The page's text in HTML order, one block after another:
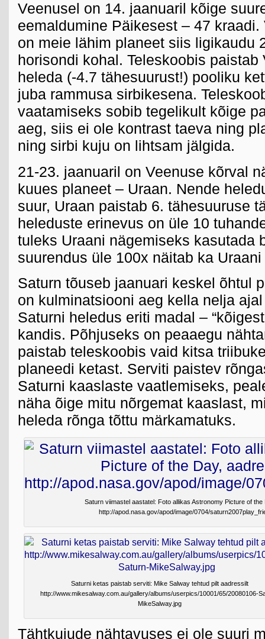
Veenusel on 14. jaanuaril kõige
eemaldumine Päikesest – 47
on meie lähim planeet siis ligikaudu
horisondi kohal. Teleskoobis
heleda (-4.7 tähesuurust!) pooliku
juba rammusa sirbikesena.
vaatamiseks sobib tegelikult kõige
aeg, siis ei ole kontrast taeva ning
ning sirbi kuju on lihtsam jälgida.
21-23. jaanuaril on Veenuse kõrval
kuues planeet – Uraan. Nende
suur, Uraan paistab 6. tähesuuruse
heleduste erinevus on üle 10
tuleks Uraani nägemiseks kasutada
suurendus üle 100x näitab ka
Saturn tõuseb jaanuari keskel õhtul
on kulminatsiooni aeg kella nelja
Saturni heledus eriti madal –
kandis. Põhjuseks on peaaegu
paistab teleskoobis vaid kitsa
planeedi ketast. Serviti paistev
Saturni kaaslaste vaatlemiseks,
näha õige mitu nõrgemat kaaslast,
heleda rõnga tõttu märkamatuks.
Saturn viimastel aastatel: Foto allikas Astronomy Picture of the
http://apod.nasa.gov/apod/image/0704/
Saturni ketas paistab serviti: Mike Salway tehtud pilt aadressilt
http://www.mikesalway.com.au/gallery/albums/userpics/10001/65/20080106-
MikeSalway.jpg
Tähtkujude nähtavuses ei ole suuri